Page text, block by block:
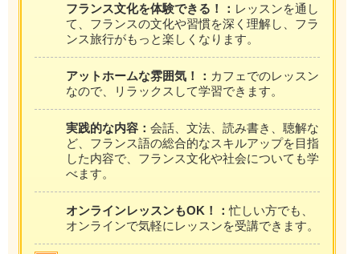
フランス文化を体験できる！： レッスンを通し
て、フランスの文化や習慣を深く理解し、フラ
ンス旅行がもっと楽しくなります。
アットホームな雰囲気！： カフェでのレッスン
なので、リラックスして学習できます。
実践的な内容： 会話、文法、読み書き、聴解な
ど、フランス語の総合的なスキルアップを目指
した内容で、フランス文化や社会についても学
べます。
オンラインレッスンもOK！：忙しい方でも、
オンラインで気軽にレッスンを受講できます。